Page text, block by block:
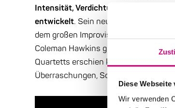
Diese
Wir verwenden
Intensität, Verdichtung, der
entwickelt. Sein neues Quartett mit
dem großen Improvisationskünstler,
Coleman Hawkins geerdet war, diese
Quartetts erschien kürzlich bei Intakt
Überraschungen, Soul, Dynamik.